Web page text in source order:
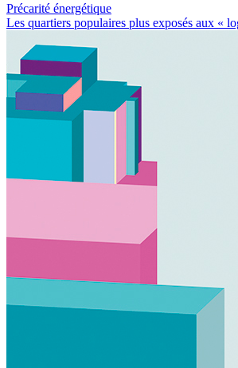
Précarité énergétique
Les quartiers populaires plus exposés aux «